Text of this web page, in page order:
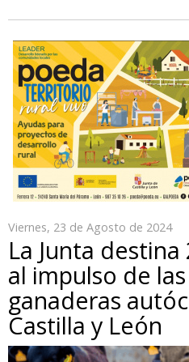
Viernes, 23 de Agosto de 2024
La Junta
al impulso de
ganaderas
Castilla y León